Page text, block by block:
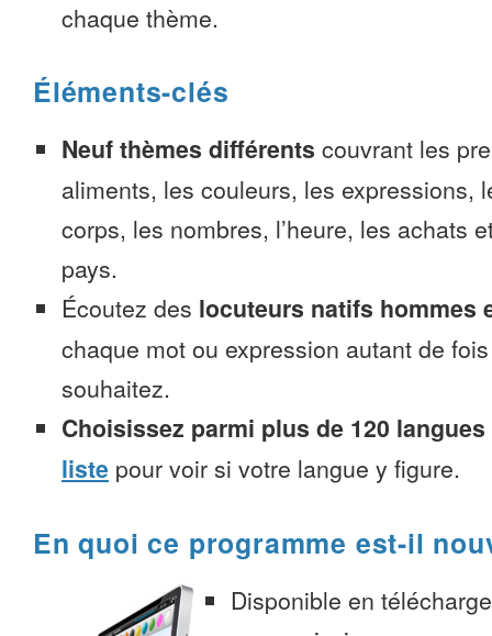
chaque thème.
Éléments-clés
Neuf thèmes différents couvrant les
aliments, les couleurs, les expressions,
corps, les nombres, l’heure, les achats
pays.
Écoutez des locuteurs natifs hommes
chaque mot ou expression autant de
souhaitez.
Choisissez parmi plus de 120 langues
liste pour voir si votre langue y figure.
En quoi ce programme est-il
Disponible en